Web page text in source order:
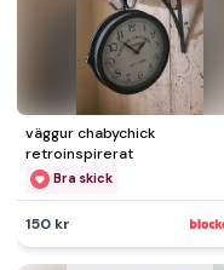
väggur chabychick
retroinspirerat
Bra skick
150 kr